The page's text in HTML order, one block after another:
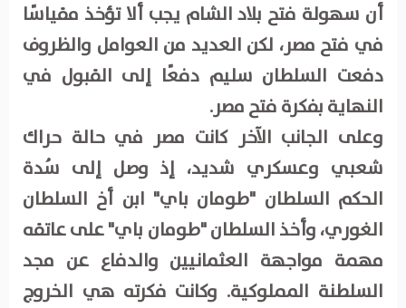
أن سهولة فتح بلاد الشام يجب ألا تؤخذ مقياسًا
في فتح مصر، لكن العديد من العوامل والظروف
دفعت السلطان سليم دفعًا إلى القبول في
النهاية بفكرة فتح مصر.
وعلى الجانب الآخر كانت مصر في حالة حراك
شعبي وعسكري شديد، إذ وصل إلى سُدة
الحكم السلطان "طومان باي" ابن أخ السلطان
الغوري، وأخذ السلطان "طومان باي" على عاتقه
مهمة مواجهة العثمانيين والدفاع عن مجد
السلطنة المملوكية. وكانت فكرته هي الخروج